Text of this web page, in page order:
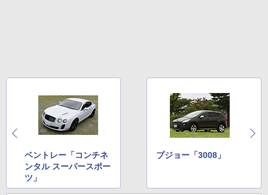
ベントレー「コンチネ
ンタル スーパースポー
ツ」
プジョー「3008」